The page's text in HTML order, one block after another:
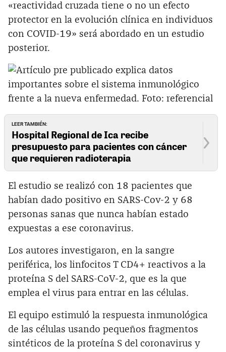
«reactividad cruzada tiene o no un efecto
protector en la evolución clínica en individuos
con COVID-19» será abordado en un estudio
posterior.
LEER TAMBIÉN:
Hospital Regional de Ica recibe
presupuesto para pacientes con cáncer
que requieren radioterapia
El estudio se realizó con 18 pacientes que
habían dado positivo en SARS-Cov-2 y 68
personas sanas que nunca habían estado
expuestas a ese coronavirus.
Los autores investigaron, en la sangre
periférica, los linfocitos T CD4+ reactivos a la
proteína S del SARS-CoV-2, que es la que
emplea el virus para entrar en las células.
El equipo estimuló la respuesta inmunológica
de las células usando pequeños fragmentos
sintéticos de la proteína S del coronavirus y